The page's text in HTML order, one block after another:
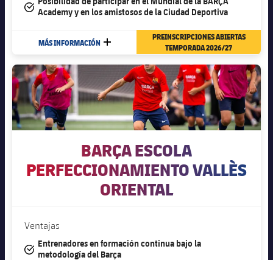
#tick
Academy y en los amistosos de la Ciudad Deportiva
MÁS INFORMACIÓN MÁS
PREINSCRIPCIONES ABIERTAS
TEMPORADA 2026/27
BARÇA ESCOLA
PERFECCIONAMIENTO VALLÈS
ORIENTAL
Ventajas
#tick
Entrenadores en formación continua bajo la
metodología del Barça